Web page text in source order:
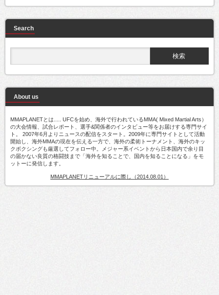
Search
About us
MMAPLANETとは..... UFCを始め、海外で行われているMMA( Mixed Martial Arts）
の大会情報、試合レポート、選手&関係者のインタビュー等をお届けする専門サイ
ト。 2007年6月よりニュースの配信をスタート。2009年に専門サイトとして活動
開始し、海外MMAの現在を伝える一方で、海外の柔術トーナメント、海外のキッ
クボクシングも厳選してフォロー中。メジャー系イベントから日本国内で余り目
の届かない良質の格闘技まで「海外を知ることで、国内を知ることになる」をモ
ットーに発信します。
MMAPLANETリニューアルに際し（2014.08.01）